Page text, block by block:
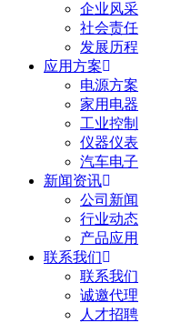
企业风采
社会责任
发展历程
应用方案
电源方案
家用电器
工业控制
仪器仪表
汽车电子
新闻资讯
公司新闻
行业动态
产品应用
联系我们
联系我们
诚邀代理
人才招聘